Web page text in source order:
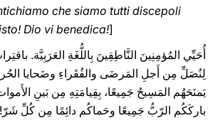
che siamo tutti discepoli
Dio vi benedica!]
أُحَيِّي المُؤمِنِينَ النَّاطِقِينَ بِاللُّغَةِ العَرَبِيَّة.
لِنُصَلِّ مِن أَجلِ المَرضَى والفُقَراءِ وضَحايا
يَمنَحَهُم المَسِيحُ جَمِيعًا، بِقِيامَتِهِ مِن بَينِ
باركَكُم الرّبُّ جَمِيعًا وحَماكُم دائِمًا مِن كُلِّ شَرّ!